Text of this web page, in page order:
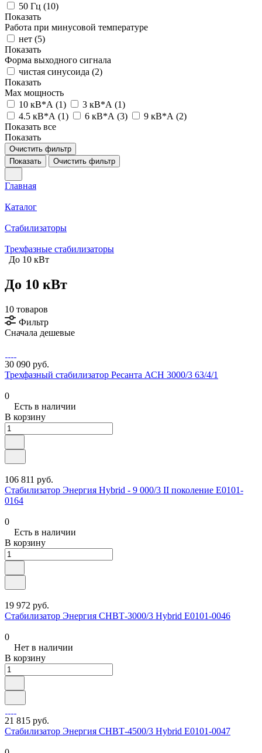
50 Гц (10)
Показать
Работа при минусовой температуре
нет (5)
Показать
Форма выходного сигнала
чистая синусоида (2)
Показать
Max мощность
10 кВ*А (1) 3 кВ*А (1)
4.5 кВ*А (1) 6 кВ*А (3) 9 кВ*А (2)
Показать все
Показать
Очистить фильтр
Показать
Очистить фильтр
Главная
Каталог
Стабилизаторы
Трехфазные стабилизаторы
До 10 кВт
До 10 кВт
10 товаров
Фильтр
Сначала дешевые
30 090 руб.
Трехфазный стабилизатор Ресанта АСН 3000/3 63/4/1
0
Есть в наличии
В корзину
106 811 руб.
Стабилизатор Энергия Hybrid - 9 000/3 II поколение Е0101-
0164
0
Есть в наличии
В корзину
19 972 руб.
Стабилизатор Энергия СНВТ-3000/3 Hybrid Е0101-0046
0
Нет в наличии
В корзину
21 815 руб.
Стабилизатор Энергия СНВТ-4500/3 Hybrid Е0101-0047